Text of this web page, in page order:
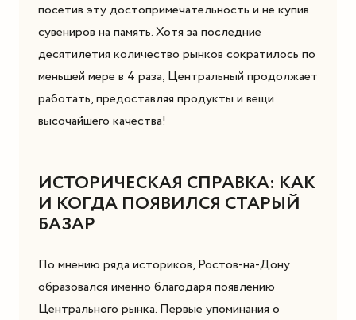
посетив эту достопримечательность и не купив
сувениров на память. Хотя за последние
десятилетия количество рынков сократилось по
меньшей мере в 4 раза, Центральный продолжает
работать, предоставляя продукты и вещи
высочайшего качества!
ИСТОРИЧЕСКАЯ СПРАВКА: КАК
И КОГДА ПОЯВИЛСЯ СТАРЫЙ
БАЗАР
По мнению ряда историков, Ростов-на-Дону
образовался именно благодаря появлению
Центрального рынка. Первые упоминания о